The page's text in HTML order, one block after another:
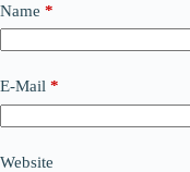
Name *
E-Mail *
Website